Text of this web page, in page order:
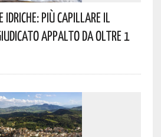
Idriche: Più Capillare Il
Appalto Da Oltre 1